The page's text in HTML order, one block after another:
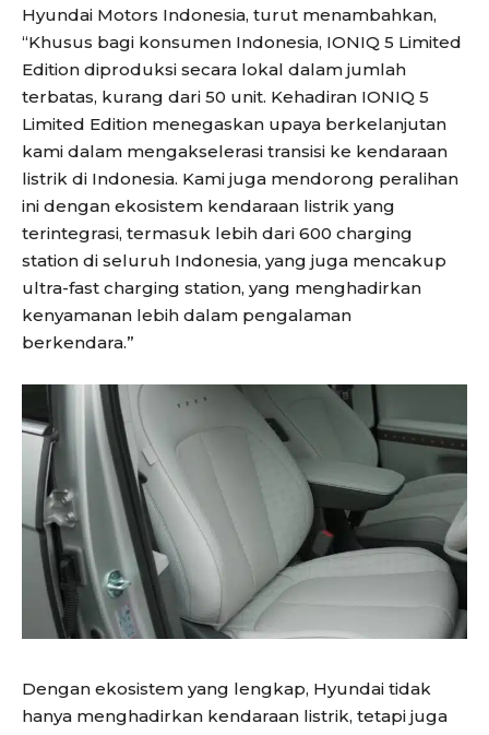
Hyundai Motors Indonesia, turut menambahkan,
“Khusus bagi konsumen Indonesia, IONIQ 5 Limited
Edition diproduksi secara lokal dalam jumlah
terbatas, kurang dari 50 unit. Kehadiran IONIQ 5
Limited Edition menegaskan upaya berkelanjutan
kami dalam mengakselerasi transisi ke kendaraan
listrik di Indonesia. Kami juga mendorong peralihan
ini dengan ekosistem kendaraan listrik yang
terintegrasi, termasuk lebih dari 600 charging
station di seluruh Indonesia, yang juga mencakup
ultra-fast charging station, yang menghadirkan
kenyamanan lebih dalam pengalaman
berkendara.”
Dengan ekosistem yang lengkap, Hyundai tidak
hanya menghadirkan kendaraan listrik, tetapi juga